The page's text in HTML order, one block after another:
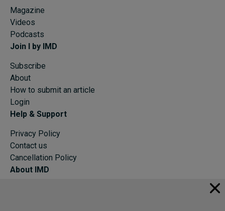
Magazine
Videos
Podcasts
Join I by IMD
Subscribe
About
How to submit an article
Login
Help & Support
Privacy Policy
Contact us
Cancellation Policy
About IMD